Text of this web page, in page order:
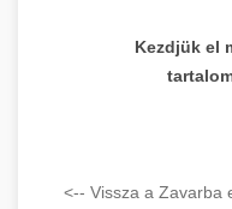
Kezdjük el
<-- Vissza a Zavarba